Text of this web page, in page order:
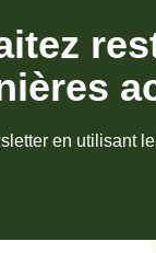
en utilisant